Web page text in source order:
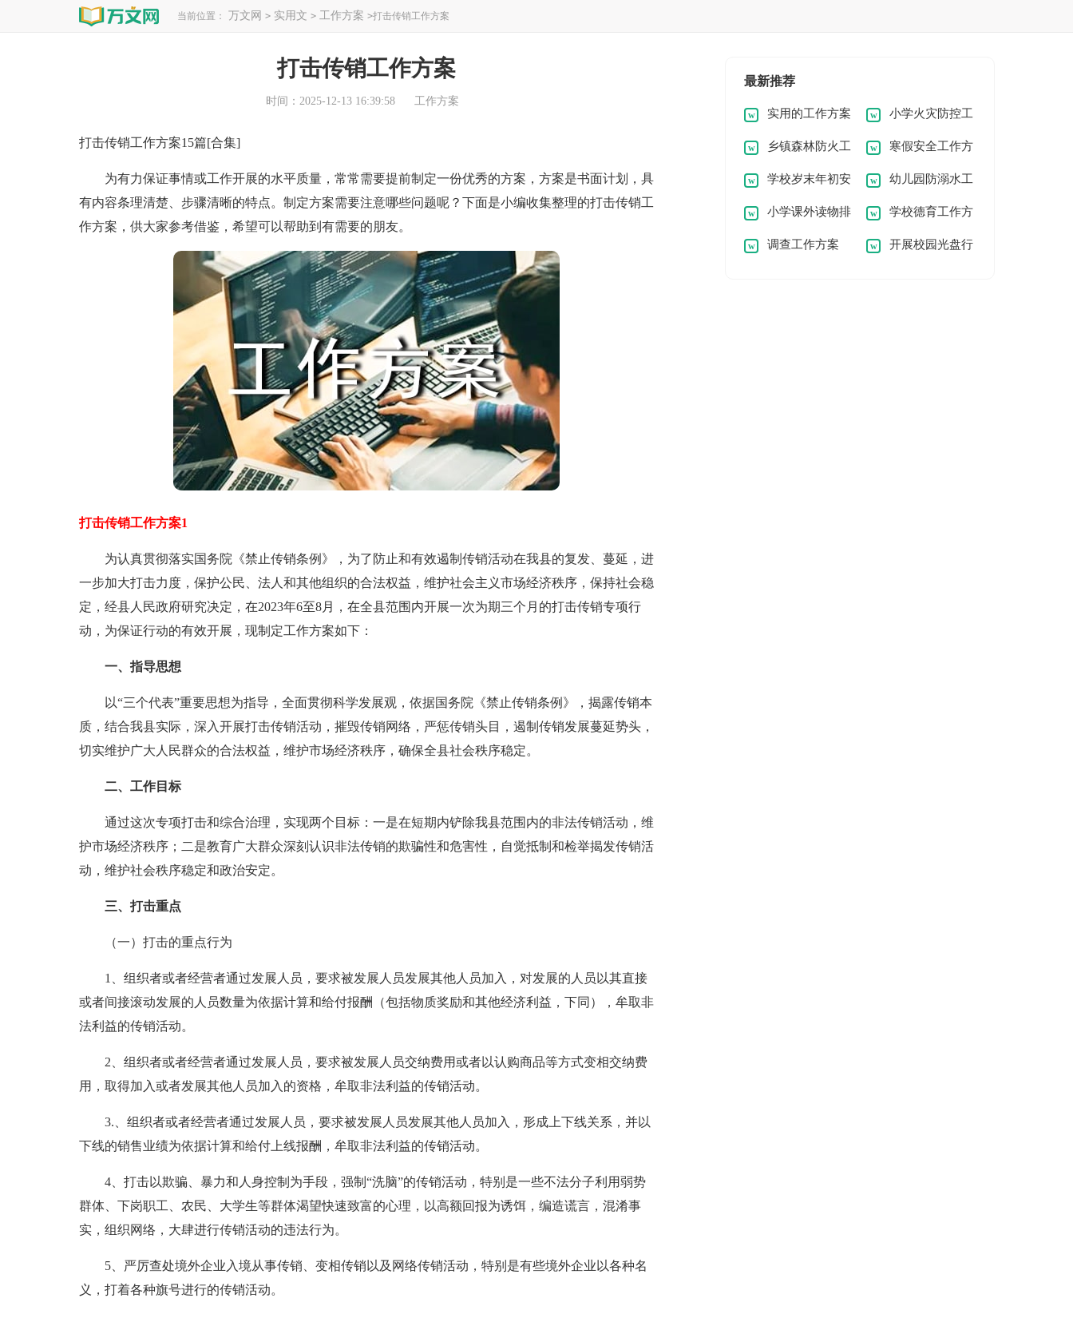
当前位置： 万文网 > 实用文 > 工作方案 >打击传销工作方案
打击传销工作方案
时间：2025-12-13 16:39:58 工作方案
打击传销工作方案15篇[合集]
为有力保证事情或工作开展的水平质量，常常需要提前制定一份优秀的方案，方案是书面计划，具
有内容条理清楚、步骤清晰的特点。制定方案需要注意哪些问题呢？下面是小编收集整理的打击传销工
作方案，供大家参考借鉴，希望可以帮助到有需要的朋友。
打击传销工作方案1
为认真贯彻落实国务院《禁止传销条例》，为了防止和有效遏制传销活动在我县的复发、蔓延，进
一步加大打击力度，保护公民、法人和其他组织的合法权益，维护社会主义市场经济秩序，保持社会稳
定，经县人民政府研究决定，在2023年6至8月，在全县范围内开展一次为期三个月的打击传销专项行
动，为保证行动的有效开展，现制定工作方案如下：
一、指导思想
以“三个代表”重要思想为指导，全面贯彻科学发展观，依据国务院《禁止传销条例》，揭露传销本
质，结合我县实际，深入开展打击传销活动，摧毁传销网络，严惩传销头目，遏制传销发展蔓延势头，
切实维护广大人民群众的合法权益，维护市场经济秩序，确保全县社会秩序稳定。
二、工作目标
通过这次专项打击和综合治理，实现两个目标：一是在短期内铲除我县范围内的非法传销活动，维
护市场经济秩序；二是教育广大群众深刻认识非法传销的欺骗性和危害性，自觉抵制和检举揭发传销活
动，维护社会秩序稳定和政治安定。
三、打击重点
（一）打击的重点行为
1、组织者或者经营者通过发展人员，要求被发展人员发展其他人员加入，对发展的人员以其直接
或者间接滚动发展的人员数量为依据计算和给付报酬（包括物质奖励和其他经济利益，下同），牟取非
法利益的传销活动。
2、组织者或者经营者通过发展人员，要求被发展人员交纳费用或者以认购商品等方式变相交纳费
用，取得加入或者发展其他人员加入的资格，牟取非法利益的传销活动。
3.、组织者或者经营者通过发展人员，要求被发展人员发展其他人员加入，形成上下线关系，并以
下线的销售业绩为依据计算和给付上线报酬，牟取非法利益的传销活动。
4、打击以欺骗、暴力和人身控制为手段，强制“洗脑”的传销活动，特别是一些不法分子利用弱势
群体、下岗职工、农民、大学生等群体渴望快速致富的心理，以高额回报为诱饵，编造谎言，混淆事
实，组织网络，大肆进行传销活动的违法行为。
5、严厉查处境外企业入境从事传销、变相传销以及网络传销活动，特别是有些境外企业以各种名
义，打着各种旗号进行的传销活动。
最新推荐
实用的工作方案 小学火灾防控工
作方案
乡镇森林防火工
作方案
寒假安全工作方
案
学校岁末年初安
全工作方案
幼儿园防溺水工
作方案
小学课外读物排
查工作方案
学校德育工作方
案
调查工作方案 开展校园光盘行